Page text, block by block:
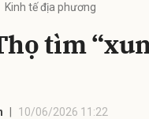
Kinh tế địa phương
tìm
10/06/2026 11:22